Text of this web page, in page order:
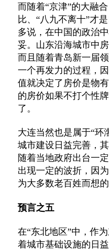
而随着“京津”的大融
比、“八九不离十”才
多说，在中国的政治
妥。山东沿海城市中
而且随着青岛新一届
一个再发力的过程，
值就决定了房价是物
的房价如果不打个性
了。
大连当然也是属于“环
城市建设日益完善，
随着当地政府出台一
出现一定的波折，因
为大多数老百姓而想的
预言之五
在“东北地区”中，作
着城市基础设施的日